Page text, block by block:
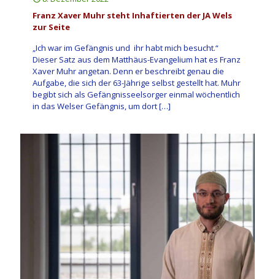
Franz Xaver Muhr steht Inhaftierten der JA Wels
zur Seite
„Ich war im Gefängnis und ihr habt mich besucht.“
Dieser Satz aus dem Matthäus-Evangelium hat es Franz
Xaver Muhr angetan. Denn er beschreibt genau die
Aufgabe, die sich der 63-Jährige selbst gestellt hat. Muhr
begibt sich als Gefängnisseelsorger einmal wöchentlich
in das Welser Gefängnis, um dort[…]